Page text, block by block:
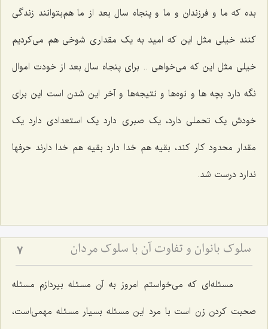
بده که ما و فرزندان و ما و پنجاه سال بعد از ما هم‌بتوانند زندگی
کنند خیلی مثل این که امید به یک مقداری شوخی هم می‌کردیم
خیلی مثل این که می‌خواهی .. برای پنجاه سال بعد از خودت اموال
نگه دارد بچه ها و نوه‌ها و نتیجه‌ها و آخر این شدن است این برای
خودش یک تحملی دارد، یک صبری دارد یک استعدادی دارد یک
مقدار محدود کار کند، بقیه هم خدا دارد بقیه هم خدا دارند حرفها
ندارد درست شد.
سلوک بانوان و تفاوت آن با سلوک مردان 7
مسئله‌ای که می‌خواستم امروز به آن مسئله بپردازم مسئله
صحبت کردن زن است با مرد این مسئله بسیار مسئله مهمی‌است،